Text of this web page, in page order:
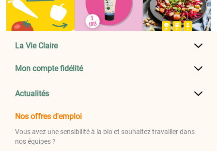
La Vie Claire
Mon compte fidélité
Actualités
Nos offres d'emploi
Vous avez une sensibilité à la bio et souhaitez travailler dans
nos équipes ?